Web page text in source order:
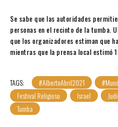
Se sabe que las autoridades
personas en el recinto de la tumba.
que los organizadores estiman que
mientras que la prensa local estimó
TAGS: #AlbertoAbril2021
Festival Religioso
Israel
Tumba